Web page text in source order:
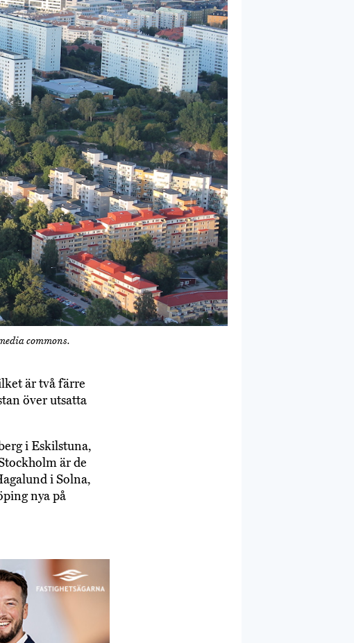
commons.
är två färre
över utsatta
i Eskilstuna,
är de
i Solna,
nya på